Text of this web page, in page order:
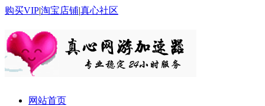
购买VIP|淘宝店铺|真心社区
网站首页